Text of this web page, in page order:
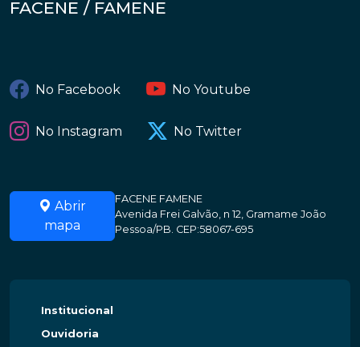
FACENE / FAMENE
No Facebook No Youtube
No Instagram No Twitter
Abrir
mapa
FACENE FAMENE
Avenida Frei Galvão, n 12, Gramame João
Pessoa/PB. CEP:58067-695
Institucional
Ouvidoria